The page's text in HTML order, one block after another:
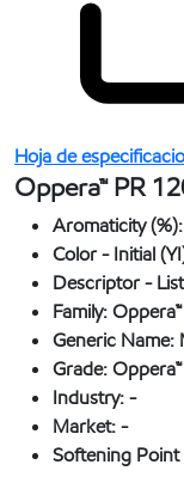
Hoja de
Oppera™ PR
Aromaticity (%):
Color - Initial
Descriptor -
Family:Oppera™
Generic Name:
Grade:
Industry:-
Market:-
Softening Point